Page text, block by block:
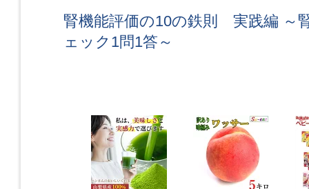
腎機能評価の10の鉄則 実践編 ～
ェック1問1答～